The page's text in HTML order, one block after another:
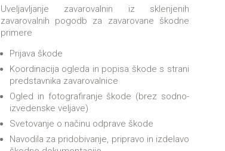
Uveljavljanje zavarovalnin iz sklenjenih
zavarovalnih pogodb za zavarovane škodne
primere
Prijava škode
Koordinacija ogleda in popisa škode s strani
predstavnika zavarovalnice
Ogled in fotografiranje škode (brez sodno-
izvedenske veljave)
Svetovanje o načinu odprave škode
Navodila za pridobivanje, pripravo in izdelavo